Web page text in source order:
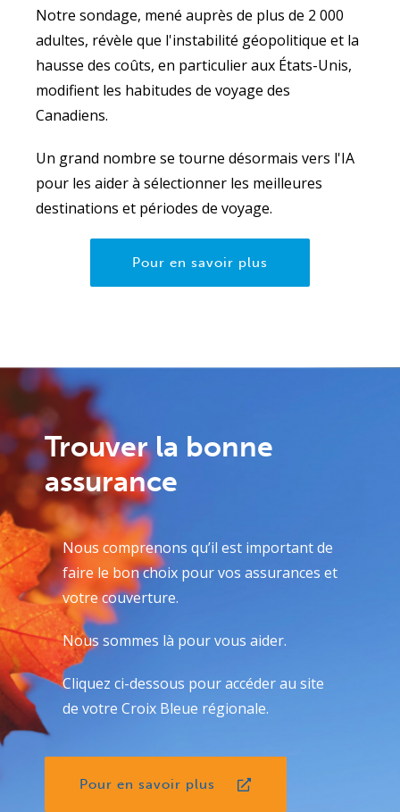
Notre sondage, mené auprès de plus de 2 000
adultes, révèle que l'instabilité géopolitique et la
hausse des coûts, en particulier aux États-Unis,
modifient les habitudes de voyage des
Canadiens.
Un grand nombre se tourne désormais vers l'IA
pour les aider à sélectionner les meilleures
destinations et périodes de voyage.
Pour en savoir plus
Trouver la bonne
assurance
Nous comprenons qu’il est important de
faire le bon choix pour vos assurances et
votre couverture.
Nous sommes là pour vous aider.
Cliquez ci-dessous pour accéder au site
de votre Croix Bleue régionale.
Pour en savoir plus